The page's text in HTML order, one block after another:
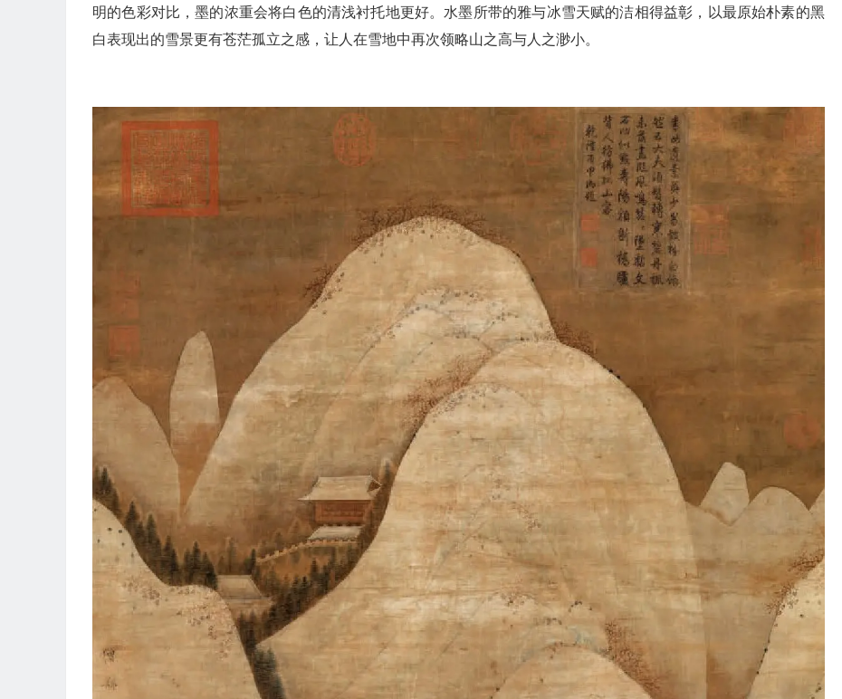
明的色彩对比，墨的浓重会将白色的清浅衬托地更好。水墨所带的雅与冰雪天赋的洁相得益彰，以最原始朴素的黑
白表现出的雪景更有苍茫孤立之感，让人在雪地中再次领略山之高与人之渺小。